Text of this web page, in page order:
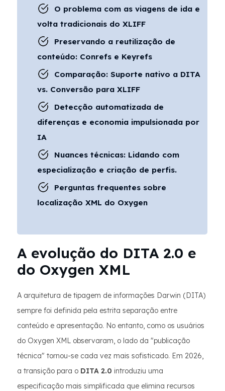
O problema com as viagens de ida e
volta tradicionais do XLIFF
Preservando a reutilização de
conteúdo: Conrefs e Keyrefs
Comparação: Suporte nativo a DITA
vs. Conversão para XLIFF
Detecção automatizada de
diferenças e economia impulsionada por
IA
Nuances técnicas: Lidando com
especialização e criação de perfis.
Perguntas frequentes sobre
localização XML do Oxygen
A evolução do DITA 2.0 e
do Oxygen XML
A arquitetura de tipagem de informações Darwin (DITA)
sempre foi definida pela estrita separação entre
conteúdo e apresentação. No entanto, como os usuários
do Oxygen XML observaram, o lado da "publicação
técnica" tornou-se cada vez mais sofisticado. Em 2026,
a transição para o DITA 2.0 introduziu uma
especificação mais simplificada que elimina recursos